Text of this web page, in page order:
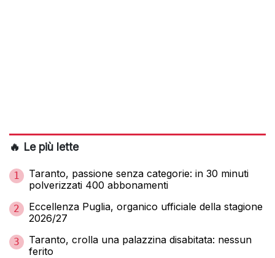
🔥 Le più lette
1
Taranto, passione senza categorie: in 30 minuti
polverizzati 400 abbonamenti
2
Eccellenza Puglia, organico ufficiale della stagione
2026/27
3
Taranto, crolla una palazzina disabitata: nessun
ferito